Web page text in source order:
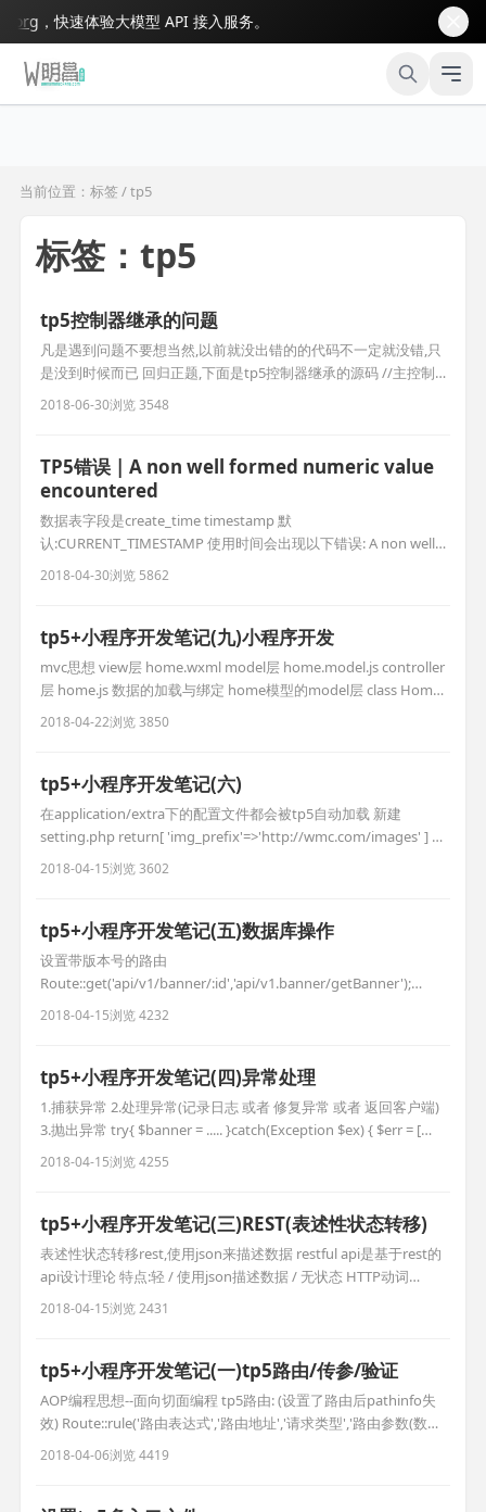
，快速体验大模型 API 接入服务。
当前位置：标签 / tp5
标签：tp5
tp5控制器继承的问题
凡是遇到问题不要想当然,以前就没出错的的代码不一定就没错,只
是没到时候而已 回归正题,下面是tp5控制器继承的源码 //主控制
器
2018-06-30浏览 3548
TP5错误 | A non well formed numeric value
encountered
数据表字段是create_time timestamp 默
认:CURRENT_TIMESTAMP 使用时间会出现以下错误: A non well
formed numeric value encountered 这是因为tp5框架会自动转
换时间 解决方案如下: class powerModel extends Model {
2018-04-30浏览 5862
tp5+小程序开发笔记(九)小程序开发
mvc思想 view层 home.wxml model层 home.model.js controller
层 home.js 数据的加载与绑定 home模型的model层 class Home{
//构造函数 constructor(){ } getBannerDate(id,callBack){
wx.request({ url:'http://www.c
2018-04-22浏览 3850
tp5+小程序开发笔记(六)
在application/extra下的配置文件都会被tp5自动加载 新建
setting.php return[ 'img_prefix'=>'http://wmc.com/images' ] 使
用模型的获取器拼接图片路径 tp5中只有public是公开的
public/images/1,jpg config('配置文件.配置名称'); $a = confi
2018-04-15浏览 3602
tp5+小程序开发笔记(五)数据库操作
设置带版本号的路由
Route::get('api/v1/banner/:id','api/v1.banner/getBanner');
1.tp5原生sql use think\Db; Db::query("select * from user where
id=?",[$id]); 2.查询构建器 Db::table('user')->where('id
2018-04-15浏览 4232
tp5+小程序开发笔记(四)异常处理
1.捕获异常 2.处理异常(记录日志 或者 修复异常 或者 返回客户端)
3.抛出异常 try{ $banner = ..... }catch(Exception $ex) { $err = [
'error_code=>'10001, 'msg'=>$ex->getMessage() ]; return
json($err,400); } 200是正确获得
2018-04-15浏览 4255
tp5+小程序开发笔记(三)REST(表述性状态转移)
表述性状态转移rest,使用json来描述数据 restful api是基于rest的
api设计理论 特点:轻 / 使用json描述数据 / 无状态 HTTP动词
POST:创建 PUT:更新 GET:查新 DELETE:删除 状态码: 404资源没找
到 400参数错误 200查询操作执行成功 201创建资源成功 202更新
2018-04-15浏览 2431
tp5+小程序开发笔记(一)tp5路由/传参/验证
AOP编程思想--面向切面编程 tp5路由: (设置了路由后pathinfo失
效) Route::rule('路由表达式','路由地址','请求类型','路由参数(数
组)','变量规则(数组)'); 请求类型:get post delete put any(默认所
有) use think\Route; Route::rule('test','api/Test
2018-04-06浏览 4419